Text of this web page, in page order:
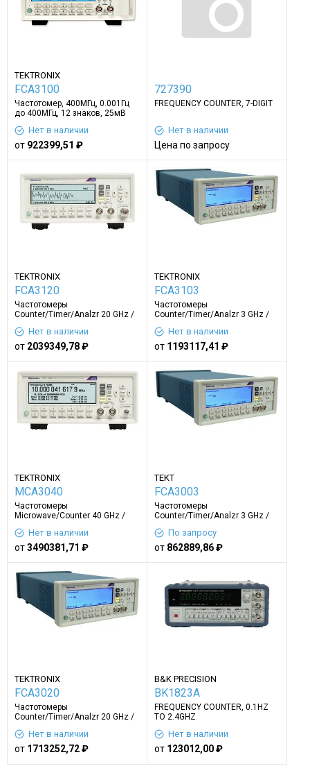
TEKTRONIX
FCA3100
Частотомер, 400МГц, 0.001Гц
до 400МГц, 12 знаков, 25мВ
Нет в наличии
от 922399,51 ₽
727390
FREQUENCY COUNTER, 7-DIGIT
Нет в наличии
Цена по запросу
TEKTRONIX
FCA3120
Частотомеры
Counter/Timer/Analzr 20 GHz /
Нет в наличии
от 2039349,78 ₽
TEKTRONIX
FCA3103
Частотомеры
Counter/Timer/Analzr 3 GHz /
Нет в наличии
от1193117,41 ₽
TEKTRONIX
MCA3040
Частотомеры
Microwave/Counter 40 GHz /
Нет в наличии
от3490381,71 ₽
TEKT
FCA3003
Частотомеры
Counter/Timer/Analzr 3 GHz /
По запросу
от862889,86 ₽
TEKTRONIX
FCA3020
Частотомеры
Counter/Timer/Analzr 20 GHz /
Нет в наличии
от 1713252,72 ₽
B&K PRECISION
BK1823A
FREQUENCY COUNTER, 0.1HZ
TO 2.4GHZ
Нет в наличии
от123012,00 ₽